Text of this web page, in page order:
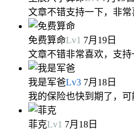
文章不错支持一下，非常
免费算命Lv1 7月19日
文章不错非常喜欢，支持
我是军爸Lv3 7月18日
我的保险也快到期了，
菲克Lv1 7月18日